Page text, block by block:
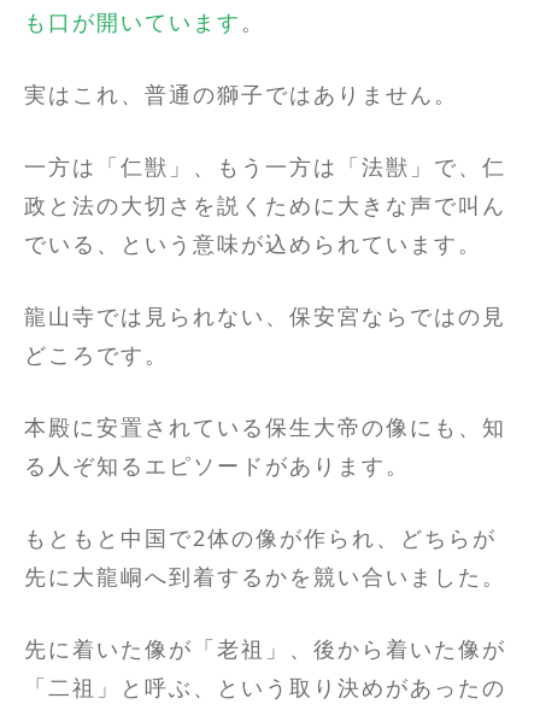
も口が開いています 。
実はこれ、普通の獅子ではありません。
一方は「仁獣」、もう一方は「法獣」で、仁
政と法の大切さを説くために大きな声で叫ん
でいる、という意味が込められています。
龍山寺では見られない、保安宮ならではの見
どころです。
本殿に安置されている保生大帝の像にも、知
る人ぞ知るエピソードがあります。
もともと中国で2体の像が作られ、どちらが
先に大龍峒へ到着するかを競い合いました。
先に着いた像が「老祖」、後から着いた像が
「二祖」と呼ぶ、という取り決めがあったの